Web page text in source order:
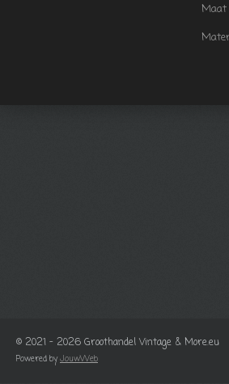
Maat
© 2021 - 2026 Groothandel Vintage & More.eu
Powered byJouwWeb